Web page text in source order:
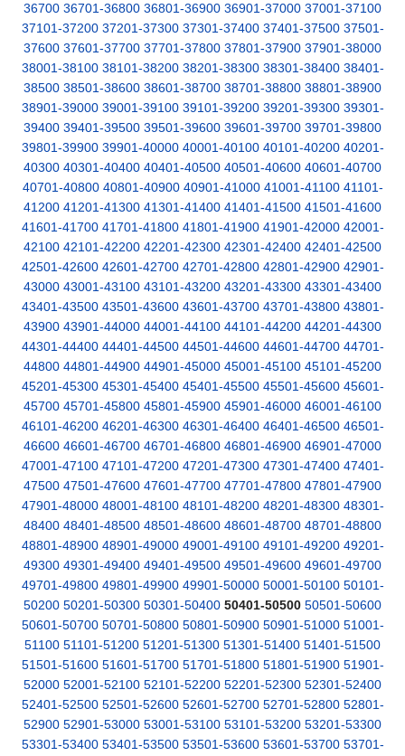
36700 36701-36800 36801-36900 36901-37000 37001-37100
37101-37200 37201-37300 37301-37400 37401-37500 37501-
37600 37601-37700 37701-37800 37801-37900 37901-38000
38001-38100 38101-38200 38201-38300 38301-38400 38401-
38500 38501-38600 38601-38700 38701-38800 38801-38900
38901-39000 39001-39100 39101-39200 39201-39300 39301-
39400 39401-39500 39501-39600 39601-39700 39701-39800
39801-39900 39901-40000 40001-40100 40101-40200 40201-
40300 40301-40400 40401-40500 40501-40600 40601-40700
40701-40800 40801-40900 40901-41000 41001-41100 41101-
41200 41201-41300 41301-41400 41401-41500 41501-41600
41601-41700 41701-41800 41801-41900 41901-42000 42001-
42100 42101-42200 42201-42300 42301-42400 42401-42500
42501-42600 42601-42700 42701-42800 42801-42900 42901-
43000 43001-43100 43101-43200 43201-43300 43301-43400
43401-43500 43501-43600 43601-43700 43701-43800 43801-
43900 43901-44000 44001-44100 44101-44200 44201-44300
44301-44400 44401-44500 44501-44600 44601-44700 44701-
44800 44801-44900 44901-45000 45001-45100 45101-45200
45201-45300 45301-45400 45401-45500 45501-45600 45601-
45700 45701-45800 45801-45900 45901-46000 46001-46100
46101-46200 46201-46300 46301-46400 46401-46500 46501-
46600 46601-46700 46701-46800 46801-46900 46901-47000
47001-47100 47101-47200 47201-47300 47301-47400 47401-
47500 47501-47600 47601-47700 47701-47800 47801-47900
47901-48000 48001-48100 48101-48200 48201-48300 48301-
48400 48401-48500 48501-48600 48601-48700 48701-48800
48801-48900 48901-49000 49001-49100 49101-49200 49201-
49300 49301-49400 49401-49500 49501-49600 49601-49700
49701-49800 49801-49900 49901-50000 50001-50100 50101-
50200 50201-50300 50301-50400 50401-50500 50501-50600
50601-50700 50701-50800 50801-50900 50901-51000 51001-
51100 51101-51200 51201-51300 51301-51400 51401-51500
51501-51600 51601-51700 51701-51800 51801-51900 51901-
52000 52001-52100 52101-52200 52201-52300 52301-52400
52401-52500 52501-52600 52601-52700 52701-52800 52801-
52900 52901-53000 53001-53100 53101-53200 53201-53300
53301-53400 53401-53500 53501-53600 53601-53700 53701-